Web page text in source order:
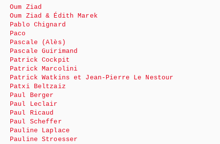
Oum Ziad
Oum Ziad & Édith Marek
Pablo Chignard
Paco
Pascale (Alès)
Pascale Guirimand
Patrick Cockpit
Patrick Marcolini
Patrick Watkins et Jean-Pierre Le Nestour
Patxi Beltzaiz
Paul Berger
Paul Leclair
Paul Ricaud
Paul Scheffer
Pauline Laplace
Pauline Stroesser